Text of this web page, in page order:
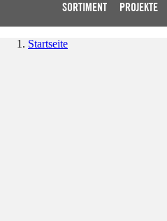
SORTIMENT PROJEKTE
Startseite